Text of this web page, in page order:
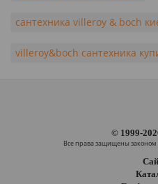
сантехника villeroy & boch
villeroy&boch сантехника
© 1999-
Все права защищены